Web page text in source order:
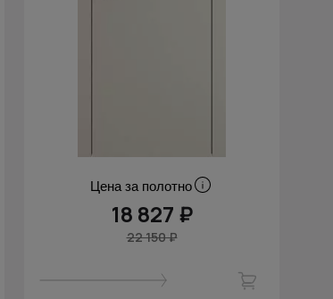
Цена за полотно
18 827 ₽
22 150 ₽